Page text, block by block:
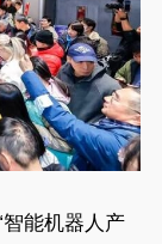
能机器人产